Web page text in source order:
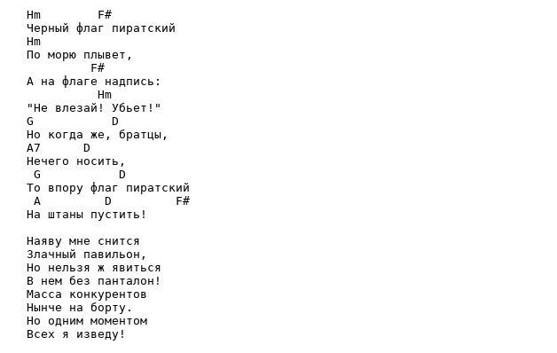
Hm        F#
Черный флаг пиратский
Hm
По морю плывет,
         F#
А на флаге надпись:
          Hm
"Не влезай! Убьет!"
G           D
Но когда же, братцы,
A7      D
Нечего носить,
G           D
То впору флаг пиратский
A         D         F#
На штаны пустить!
Наяву мне снится
Злачный павильон,
Но нельзя ж явиться
В нем без панталон!
Масса конкурентов
Нынче на борту.
Но одним моментом
Всех я изведу!